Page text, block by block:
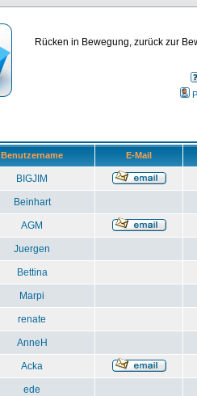
Rücken in Bewegung, zurück zur
Benutzername E-Mail
BIGJIM
Beinhart
AGM
Juergen
Bettina
Marpi
renate
AnneH
Acka
ede